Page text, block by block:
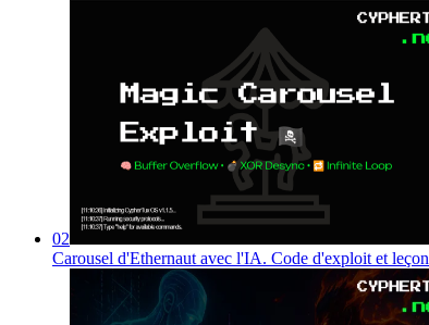
02
Carousel d'Ethernaut avec l'IA. Code d'exploit et